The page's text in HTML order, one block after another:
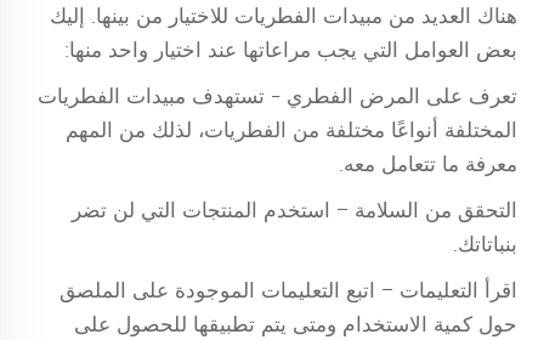
هناك العديد من مبيدات الفطريات للاختيار من بينها. إليك
بعض العوامل التي يجب مراعاتها عند اختيار واحد منها:
تعرف على المرض الفطري - تستهدف مبيدات الفطريات
المختلفة أنواعًا مختلفة من الفطريات، لذلك من المهم
معرفة ما تتعامل معه.
التحقق من السلامة – استخدم المنتجات التي لن تضر
بنباتاتك.
اقرأ التعليمات – اتبع التعليمات الموجودة على الملصق
حول كمية الاستخدام ومتى يتم تطبيقها للحصول على